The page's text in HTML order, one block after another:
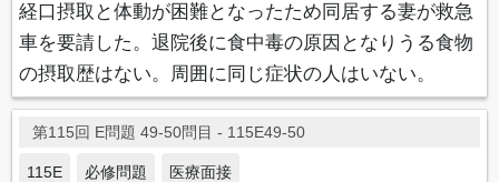
経口摂取と体動が困難となったため同居する妻が救急
車を要請した。退院後に食中毒の原因となりうる食物
の摂取歴はない。周囲に同じ症状の人はいない。
第115回 E問題 49-50問目 - 115E49-50
115E 必修問題 医療面接